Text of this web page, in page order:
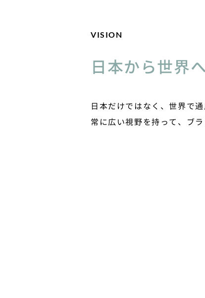
VISION
日本から世界へ
日本だけではなく、世界で通
常に広い視野を持って、ブ